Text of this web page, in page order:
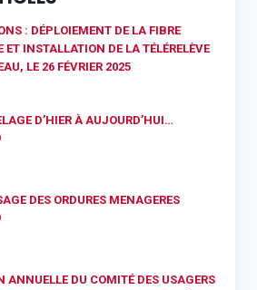
: DÉPLOIEMENT DE LA FIBRE
ET INSTALLATION DE LA TÉLÉRELÈVE
LE 26 FÉVRIER 2025
D’HIER À AUJOURD’HUI…
DES ORDURES MENAGERES
ANNUELLE DU COMITÉ DES USAGERS